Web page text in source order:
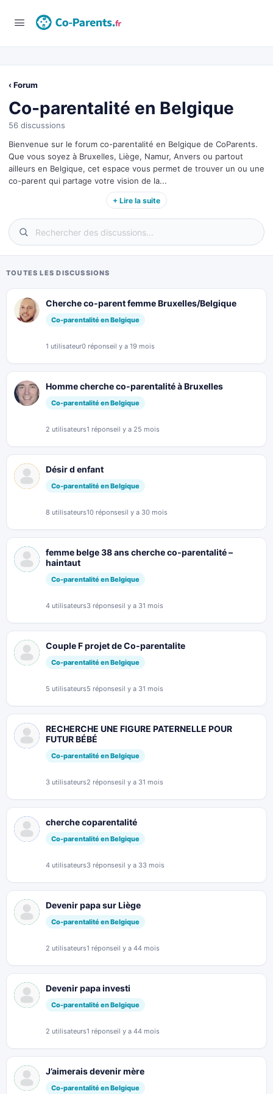
‹ Forum
Co-parentalité en Belgique
56 discussions
Bienvenue sur le forum co-parentalité en Belgique de CoParents.
Que vous soyez à Bruxelles, Liège, Namur, Anvers ou partout
ailleurs en Belgique, cet espace vous permet de trouver un ou une
co-parent qui partage votre vision de la...
+ Lire la suite
TOUTES LES DISCUSSIONS
Cherche co-parent femme Bruxelles/Belgique
Co-parentalité en Belgique
1 utilisateur0 réponseil y a 19 mois
Homme cherche co-parentalité à Bruxelles
Co-parentalité en Belgique
2 utilisateurs1 réponseil y a 25 mois
Désir d enfant
Co-parentalité en Belgique
8 utilisateurs10 réponsesil y a 30 mois
femme belge 38 ans cherche co-parentalité –
haintaut
Co-parentalité en Belgique
4 utilisateurs3 réponsesil y a 31 mois
Couple F projet de Co-parentalite
Co-parentalité en Belgique
5 utilisateurs5 réponsesil y a 31 mois
RECHERCHE UNE FIGURE PATERNELLE POUR
FUTUR BÉBÉ
Co-parentalité en Belgique
3 utilisateurs2 réponsesil y a 31 mois
cherche coparentalité
Co-parentalité en Belgique
4 utilisateurs3 réponsesil y a 33 mois
Devenir papa sur Liège
Co-parentalité en Belgique
2 utilisateurs1 réponseil y a 44 mois
Devenir papa investi
Co-parentalité en Belgique
2 utilisateurs1 réponseil y a 44 mois
J’aimerais devenir mère
Co-parentalité en Belgique